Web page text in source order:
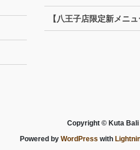
【八王子店限定新メニ
Copyright © Kuta
Powered by WordPress with